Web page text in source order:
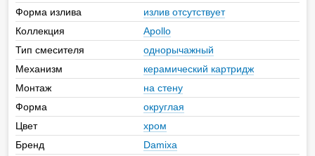
Форма излива
излив отсутствует
Коллекция
Apollo
Тип смесителя
однорычажный
Механизм
керамический картридж
Монтаж
на стену
Форма
округлая
Цвет
хром
Бренд
Damixa